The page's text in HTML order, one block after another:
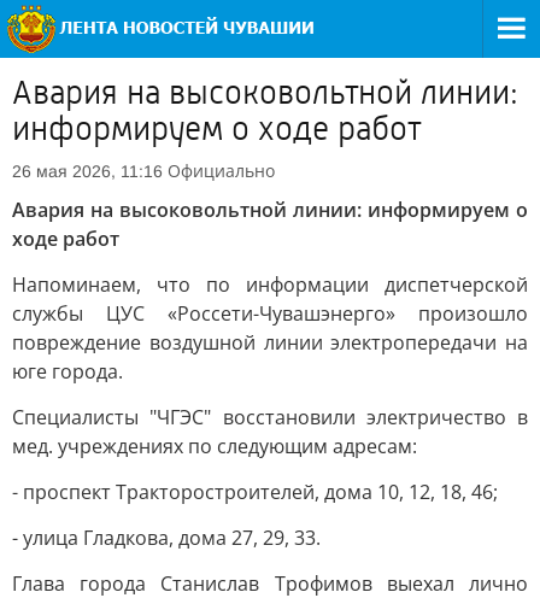
Авария на высоковольтной линии:
информируем о ходе работ
26 мая 2026, 11:16 Официально
Авария на высоковольтной линии: информируем о
ходе работ
Напоминаем, что по информации диспетчерской
службы ЦУС «Россети-Чувашэнерго» произошло
повреждение воздушной линии электропередачи на
юге города.
Специалисты "ЧГЭС" восстановили электричество в
мед. учреждениях по следующим адресам:
- проспект Тракторостроителей, дома 10, 12, 18, 46;
- улица Гладкова, дома 27, 29, 33.
Глава города Станислав Трофимов выехал лично